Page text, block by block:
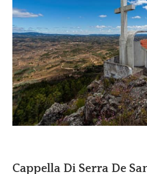
Cappella Di Serra De